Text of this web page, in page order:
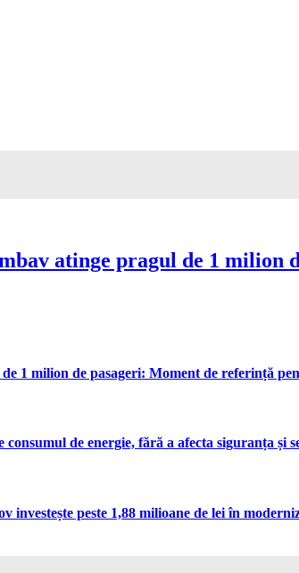
atinge pragul de 1 milion
1 milion de pasageri: Moment de referință
de energie, fără a afecta siguranța și
investește peste 1,88 milioane de lei în